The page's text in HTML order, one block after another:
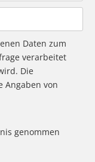
Daten zum
verarbeitet
Die
Angaben von
genommen